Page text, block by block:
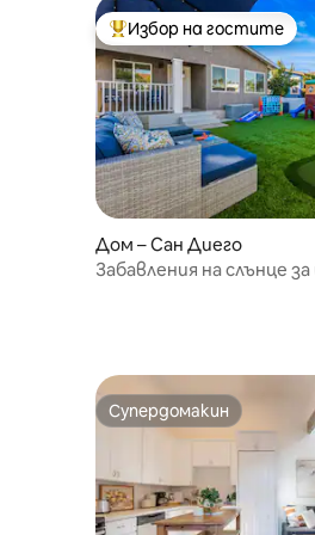
Най-популярен избор
Избор на гостите
Дом – Сан Диего
Забавления на слънце
Супердомакин
Супердомакин